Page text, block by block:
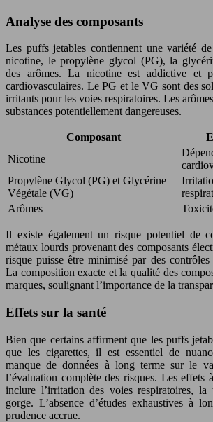
Analyse des composants
Les puffs jetables contiennent une variété
nicotine, le propylène glycol (PG), la
des arômes. La nicotine est addictive et
cardiovasculaires. Le PG et le VG sont des
irritants pour les voies respiratoires. Les
substances potentiellement dangereuses.
Composant
Nicotine
Propylène Glycol (PG) et Glycérine
Végétale (VG)
Arômes
Il existe également un risque potentiel de
métaux lourds provenant des composants
risque puisse être minimisé par des
La composition exacte et la qualité des
marques, soulignant l’importance de la
Effets sur la santé
Bien que certains affirment que les puffs
que les cigarettes, il est essentiel de
manque de données à long terme sur le
l’évaluation complète des risques. Les effets
inclure l’irritation des voies respiratoires,
gorge. L’absence d’études exhaustives à
prudence accrue.